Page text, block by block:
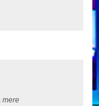
mere